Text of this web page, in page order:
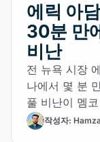
에릭 아
30분 만
비난
전 뉴욕 시장
나에서 몇 분
풀 비난이 멤
작성자: